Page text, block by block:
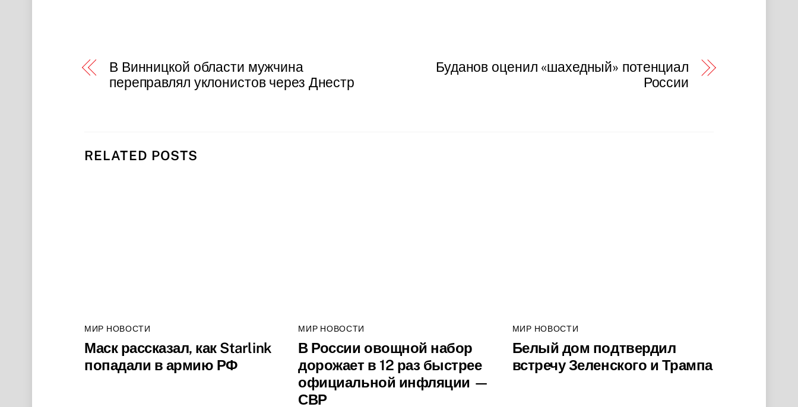
В Винницкой области мужчина
переправлял уклонистов через Днестр
Буданов оценил «шахедный» потенциал
России
RELATED POSTS
МИР НОВОСТИ
Маск рассказал, как Starlink
попадали в армию РФ
МИР НОВОСТИ
В России овощной набор
дорожает в 12 раз быстрее
официальной инфляции —
СВР
МИР НОВОСТИ
Белый дом подтвердил
встречу Зеленского и Трампа